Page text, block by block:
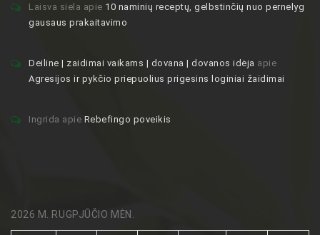
Laisva siela apie 10 naminių receptų, gelbstinčių nuo pernelyg
gausaus prakaitavimo
Deiline | zaidimai vaikams | dovana | dovanos idėja apie
Agresijos ir pykčio priepuolius prigesins loginiai žaidimai
Ingrida apie Rebefingo poveikis
2026 M. RUGPJŪČIO MĖN.